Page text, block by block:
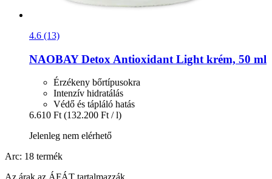
4.6 (13)
NAOBAYDetox Antioxidant Light krém, 50 ml
Érzékeny bőrtípusokra
Intenzív hidratálás
Védő és tápláló hatás
6.610 Ft (132.200 Ft / l)
Jelenleg nem elérhető
Arc: 18 termék